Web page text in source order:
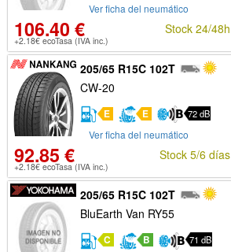
Ver ficha del neumático
106.40 €
+2.18€ ecoTasa (IVA inc.)
Stock 24/48h
205/65 R15C 102T
CW-20
E E 72 dB
Ver ficha del neumático
92.85 €
+2.18€ ecoTasa (IVA inc.)
Stock 5/6 días
205/65 R15C 102T
BluEarth Van RY55
C B 71 dB